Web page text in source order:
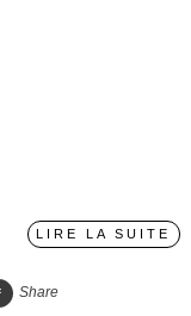
LIRE LA SUITE
Share